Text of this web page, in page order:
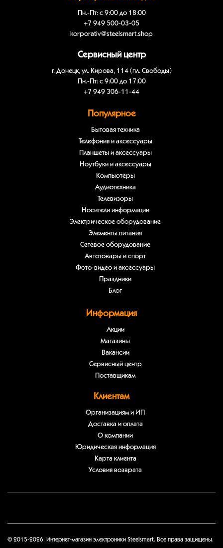
Пн.-Пт: с 9:00 до 18:00
+7 949 500-03-05
korporativ@steelsmart.shop
Сервисный центр
г. Донецк, ул. Кирова, 114 (пл. Свободы)
Пн.-Пт: с 9:00 до 17:00
+7 949 306-11-44
Популярное
Бытовая техника
Телефония и аксессуары
Планшеты и аксессуары
Ноутбуки и аксессуары
Компьютеры
Аудиотехника
Телевизоры
Носители информации
Электрическое оборудование
Элементы питания
Сетевое оборудование
Автотовары и спорт
Фото-видео и аксессуары
Праздники
Блог
Информация
Акции
Магазины
Вакансии
Сервисный центр
Поставщикам
Клиентам
Организациям и ИП
Доставка и оплата
О компании
Юридическая информация
Карта клиента
Условия возврата
© 2015-2026. Интернет-магазин электроники Steelsmart. Все права защищены.